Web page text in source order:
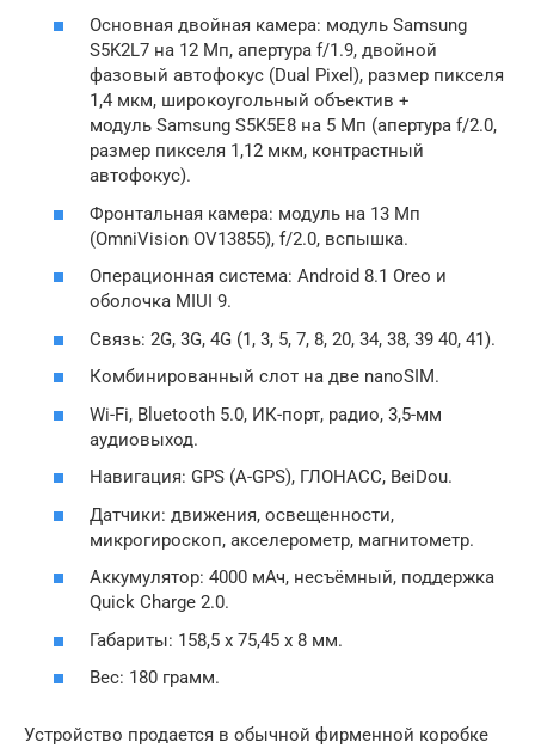
Основная двойная камера: модуль Samsung
S5K2L7 на 12 Мп, апертура f/1.9, двойной
фазовый автофокус (Dual Pixel), размер пикселя
1,4 мкм, широкоугольный объектив +
модуль Samsung S5K5E8 на 5 Мп (апертура f/2.0,
размер пикселя 1,12 мкм, контрастный
автофокус).
Фронтальная камера: модуль на 13 Мп
(OmniVision OV13855), f/2.0, вспышка.
Операционная система: Android 8.1 Oreo и
оболочка MIUI 9.
Связь: 2G, 3G, 4G (1, 3, 5, 7, 8, 20, 34, 38, 39 40, 41).
Комбинированный слот на две nanoSIM.
Wi-­Fi, Bluetooth 5.0, ИК-порт, радио, 3,5-мм
аудиовыход.
Навигация: GPS (A-GPS), ГЛОНАСС, BeiDou.
Датчики: движения, освещенности,
микрогироскоп, акселерометр, магнитометр.
Аккумулятор: 4000 мАч, несъёмный, поддержка
Quick Charge 2.0.
Габариты: 158,5 x 75,45 x 8 мм.
Вес: 180 грамм.
Устройство продается в обычной фирменной коробке